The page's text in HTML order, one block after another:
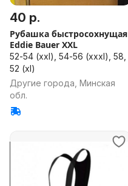
40 р.
Рубашка быстросохнущая
Eddie Bauer XXL
52-54 (xxl), 54-56 (xxxl), 58,
52 (xl)
Другие города, Минская
обл.